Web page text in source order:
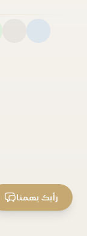
رأيك يهمنا